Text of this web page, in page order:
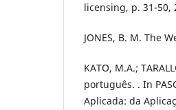
licensing, p. 31-50,
JONES, B. M. The
KATO, M.A.;
português. . In
Aplicada: da